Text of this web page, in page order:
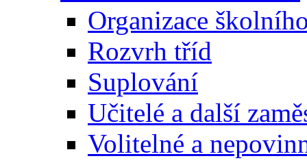
Organizace
Rozvrh tříd
Suplování
Učitelé a další
Volitelné a